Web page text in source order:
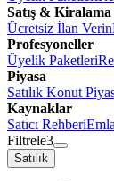
Satış & Kiralama
Ücretsiz İlan Verin
Profesyoneller
Üyelik Paketleri
Piyasa
Satılık Konut
Kaynaklar
Satıcı Rehberi
Filtrele3
Satılık